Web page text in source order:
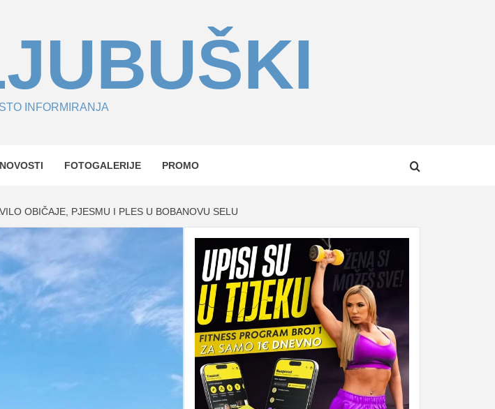
INFORMIRANJA
FOTOGALERIJE PROMO
OBIČAJE, PJESMU I PLES U BOBANOVU SELU